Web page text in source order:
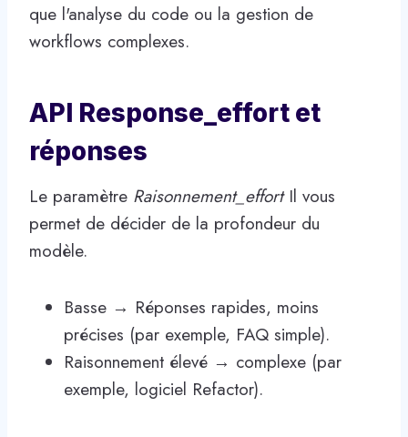
que l'analyse du code ou la gestion de
workflows complexes.
API Response_effort et
réponses
Le paramètre Raisonnement_effortIl vous
permet de décider de la profondeur du
modèle.
Basse → Réponses rapides, moins
précises (par exemple, FAQ simple).
Raisonnement élevé → complexe (par
exemple, logiciel Refactor).